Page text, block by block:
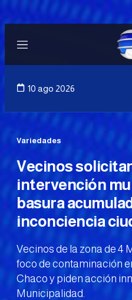
Menú
10 ago 2026
Variedades
Vecinos
intervención
basura
inconciencia
Vecinos de la zona de 4
foco de contaminación
Chaco y piden acción
Municipalidad.